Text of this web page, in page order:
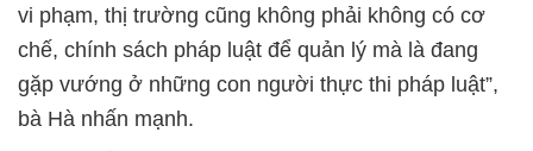
vi phạm, thị trường cũng không phải không có cơ
chế, chính sách pháp luật để quản lý mà là đang
gặp vướng ở những con người thực thi pháp luật”,
bà Hà nhấn mạnh.